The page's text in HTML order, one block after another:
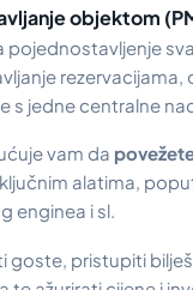
objektom
pojednostavljenje
rezervacijama,
s jedne centralne
vam da
alatima,
enginea i sl.
goste, pristupiti